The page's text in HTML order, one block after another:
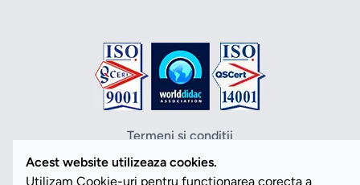
Termeni si conditii
Politica de confidentialitate
Politica cookies
Acest website utilizeaza cookies.
Utilizam Cookie-uri pentru functionarea corecta a